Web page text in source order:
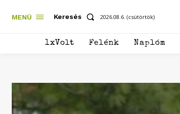
MENÜ Keresés 2026.08.6. (csütörtök)
1xVolt Felénk Naplóm